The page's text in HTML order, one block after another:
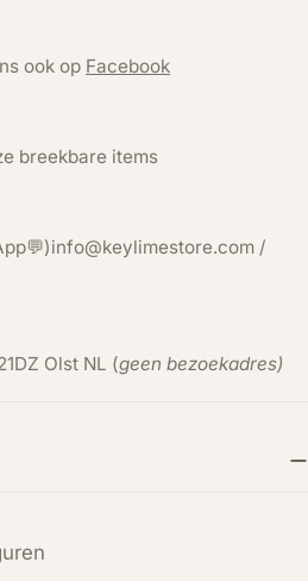
ook op Facebook
breekbare items
/
Olst NL (geen bezoekadres)